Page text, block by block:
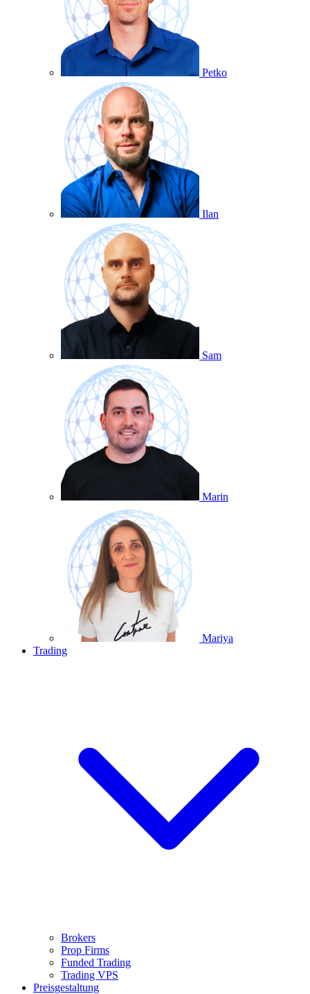
Petko
Ilan
Sam
Marin
Mariya
Trading
Brokers
Prop Firms
Funded Trading
Trading VPS
Preisgestaltung